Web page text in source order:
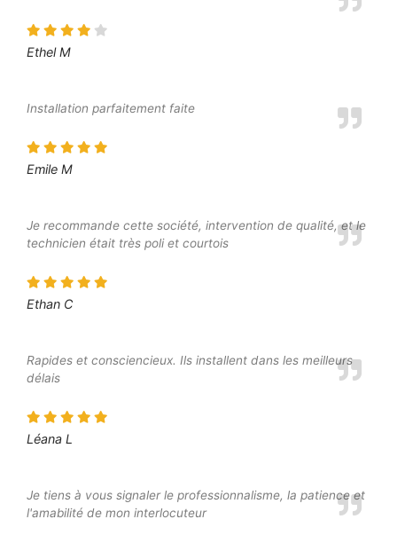
Ethel M
Installation parfaitement faite
Emile M
Je recommande cette société, intervention de qualité, et le
technicien était très poli et courtois
Ethan C
Rapides et consciencieux. Ils installent dans les meilleurs
délais
Léana L
Je tiens à vous signaler le professionnalisme, la patience et
l'amabilité de mon interlocuteur